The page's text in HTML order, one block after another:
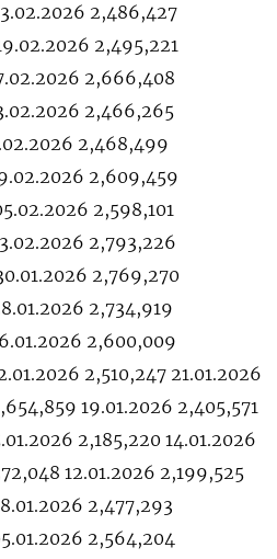
2,486,427
2,495,221
2,666,408
2,466,265
2,468,499
2,609,459
2,598,101
2,793,226
2,769,270
2,734,919
2,600,009
2,510,247 21.01.2026
19.01.2026 2,405,571
2,185,220 14.01.2026
12.01.2026 2,199,525
2,477,293
2,564,204